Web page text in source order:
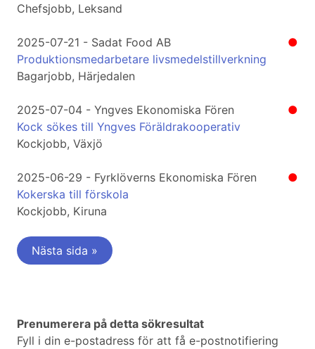
Chefsjobb, Leksand
●
2025-07-21 - Sadat Food AB
Produktionsmedarbetare livsmedelstillverkning
Bagarjobb, Härjedalen
●
2025-07-04 - Yngves Ekonomiska Fören
Kock sökes till Yngves Föräldrakooperativ
Kockjobb, Växjö
●
2025-06-29 - Fyrklöverns Ekonomiska Fören
Kokerska till förskola
Kockjobb, Kiruna
Nästa sida »
Prenumerera på detta sökresultat
Fyll i din e-postadress för att få e-postnotifiering